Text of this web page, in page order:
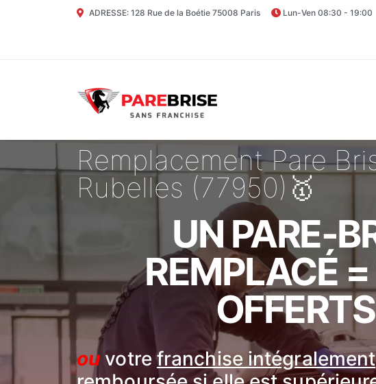
ADRESSE: 128 Rue de la Boétie 75008 Paris Lun-Ven 08:30 - 19:00
Remplacement Pare
Rubelles (77950)🥇
UN PARE-
REMPLACÉ
ou votrefranchise intégralement